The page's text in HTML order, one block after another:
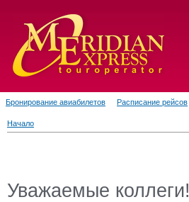
Бронирование авиабилетов Расписание рейсов
Начало
Уважаемые коллеги!